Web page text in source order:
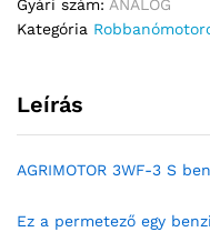
Gyári szám: ANALÓG
Kategória
Leírás
AGRIMOTOR 3WF-3 S
Ez a permetező egy